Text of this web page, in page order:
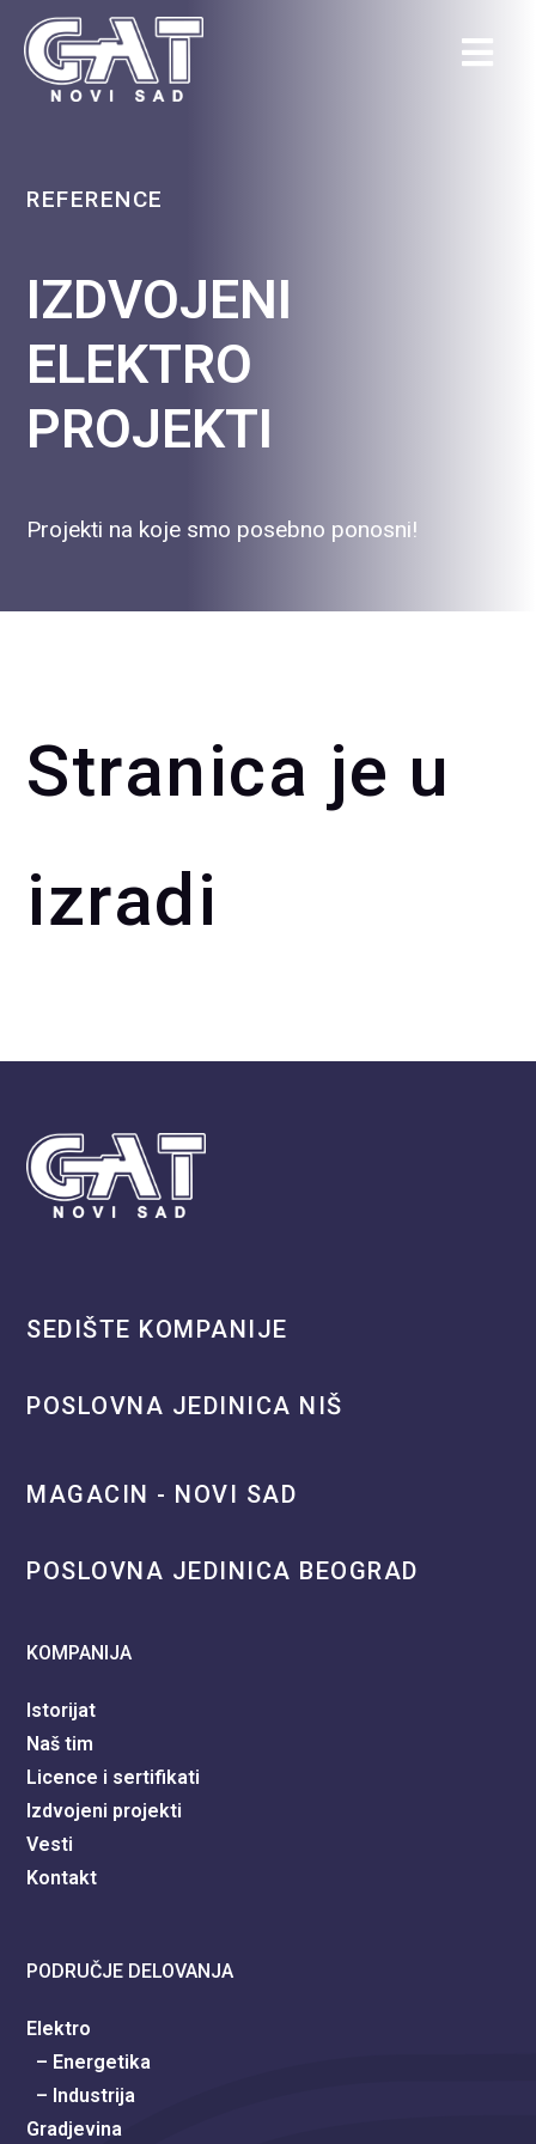
REFERENCE
IZDVOJENI
ELEKTRO
PROJEKTI
Projekti na koje smo posebno ponosni!
Stranica je u
izradi
SEDIŠTE KOMPANIJE
POSLOVNA JEDINICA NIŠ
MAGACIN - NOVI SAD
POSLOVNA JEDINICA BEOGRAD
KOMPANIJA
Istorijat
Naš tim
Licence i sertifikati
Izdvojeni projekti
Vesti
Kontakt
PODRUČJE DELOVANJA
Elektro
– Energetika
– Industrija
Gradjevina